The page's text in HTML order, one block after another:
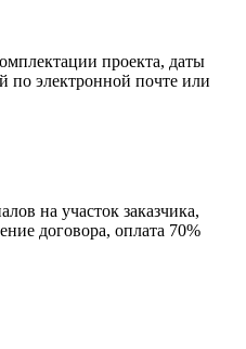
проекта, даты
по электронной почте или
на участок заказчика,
договора, оплата 70%